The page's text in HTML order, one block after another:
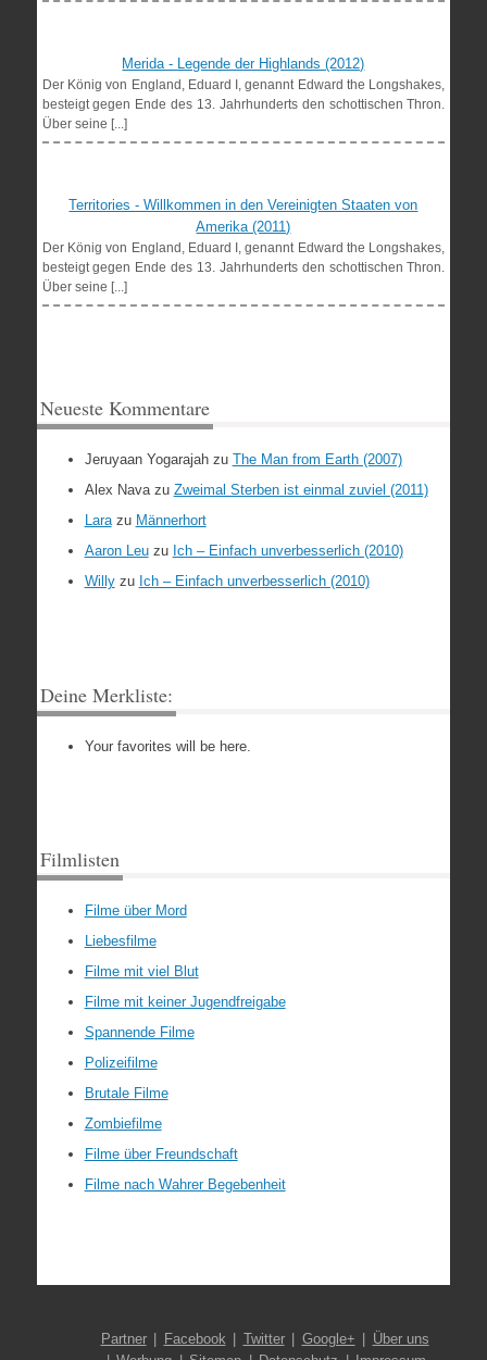
Merida - Legende der Highlands (2012)
Der König von England, Eduard I, genannt Edward the Longshakes,
besteigt gegen Ende des 13. Jahrhunderts den schottischen Thron.
Über seine [...]
Territories - Willkommen in den Vereinigten Staaten von
Amerika (2011)
Der König von England, Eduard I, genannt Edward the Longshakes,
besteigt gegen Ende des 13. Jahrhunderts den schottischen Thron.
Über seine [...]
Neueste Kommentare
Jeruyaan Yogarajahzu The Man from Earth (2007)
Alex Navazu Zweimal Sterben ist einmal zuviel (2011)
Larazu Männerhort
Aaron Leuzu Ich – Einfach unverbesserlich (2010)
Willyzu Ich – Einfach unverbesserlich (2010)
Deine Merkliste:
Your favorites will be here.
Filmlisten
Filme über Mord
Liebesfilme
Filme mit viel Blut
Filme mit keiner Jugendfreigabe
Spannende Filme
Polizeifilme
Brutale Filme
Zombiefilme
Filme über Freundschaft
Filme nach Wahrer Begebenheit
Partner Facebook Twitter Google+
Über uns